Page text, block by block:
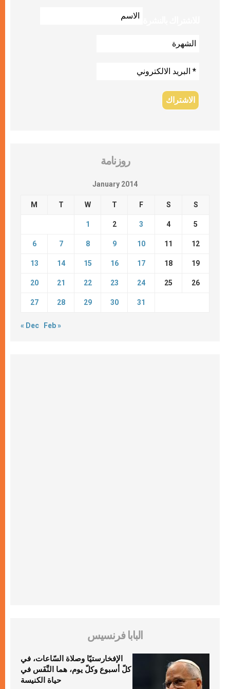
روزنامة
January 2014
M T W T F S S
1 2 3 4 5
6 7 8 9 10 11 12
13 14 15 16 17 18 19
20 21 22 23 24 25 26
27 28 29 30 31
« Dec Feb »
البابا فرنسيس
الإفخارستيّا وصلاة السّاعات، في
كلّ أسبوع وكلّ يوم، هما النَّفَس في
حياة الكنيسة